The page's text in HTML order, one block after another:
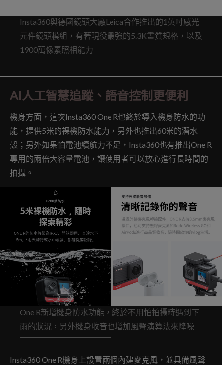
Insta360與德國鏡頭大廠Leica合作推出的1英吋感光
元件鏡頭模組，有著現役最強的5.3K畫質規格，以及
1900萬像素照相能力
AI人工智慧追蹤、語音控制更便利
機身方面，這次Insta360 One R也終於導入機身防水的功
能，提供5米的裸機防水能力，另外也推出60米的潛水
殼；另外如果怕電池續航力不足，Insta360也有推出One R
專用的兩倍大容量電池，讓使用者可以放心進行長時間的
拍攝。
One R新增機身防水功能，終於不用怕拍攝時遇到下
雨的狀況，另外機身收音也增加風聲演算法來降噪
Insta360 One R機身上設置兩個內建麥克風，並具備風聲